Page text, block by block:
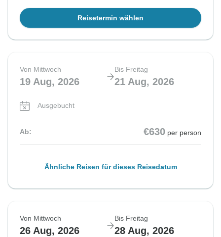
Reisetermin wählen
Von Mittwoch
19 Aug, 2026
Bis Freitag
21 Aug, 2026
Ausgebucht
Ab: €630 per person
Ähnliche Reisen für dieses Reisedatum
Von Mittwoch
26 Aug, 2026
Bis Freitag
28 Aug, 2026